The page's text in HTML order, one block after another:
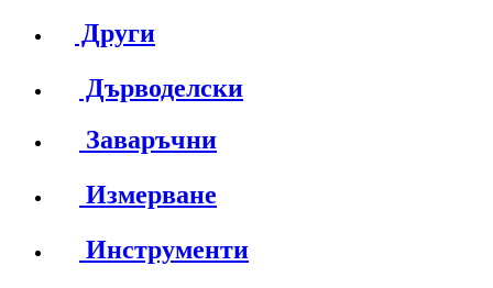
Други
Дърводелски
Заваръчни
Измерване
Инструменти